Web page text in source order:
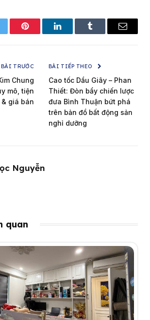
Pinterest LinkedInTumblr Email
BÀI TRƯỚC
Chung
mô, tiện
& giá bán
BÀI TIẾP THEO
Cao tốc Dầu Giây – Phan
Thiết: Đòn bẩy chiến lược
đưa Bình Thuận bứt phá
trên bản đồ bất động sản
nghỉ dưỡng
Nguyễn
quan